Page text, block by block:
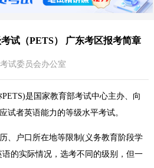
试（PETS） 广东考区报考简章
试委员会办公室
是国家教育部考试中心主办、向
试者英语能力的等级水平考试。
、户口所在地等限制(义务教育阶段学
的实际情况，选考不同的级别，但一